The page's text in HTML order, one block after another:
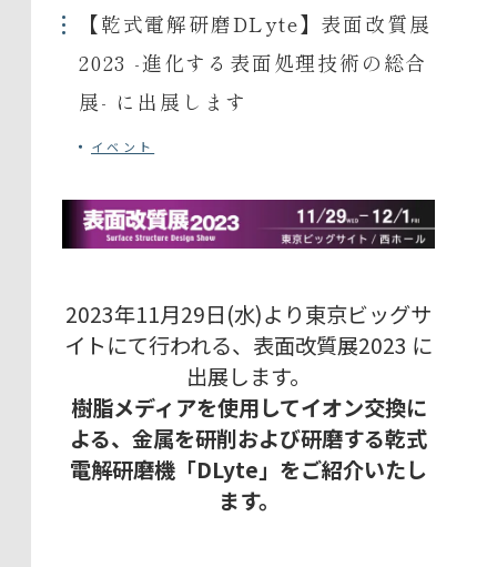
【乾式電解研磨DLyte】表面改質展
2023 -進化する表面処理技術の総合
展- に出展します
イベント
2023年11月29日(水)より東京ビッグサ
イトにて行われる、表面改質展2023 に
出展します。
樹脂メディアを使用してイオン交換に
よる、金属を研削および研磨する乾式
電解研磨機「DLyte」をご紹介いたし
ます。